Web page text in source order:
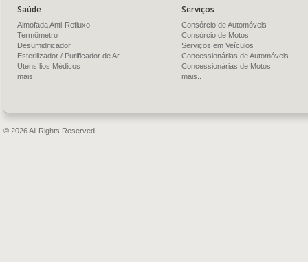
Saúde
Almofada Anti-Refluxo
Termômetro
Desumidificador
Esterilizador / Purificador de Ar
Utensílios Médicos
mais..
Serviços
Consórcio de Automóveis
Consórcio de Motos
Serviços em Veículos
Concessionárias de Automóveis
Concessionárias de Motos
mais..
© 2026 All Rights Reserved.